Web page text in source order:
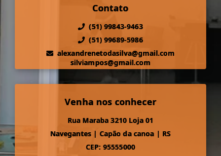
Contato
(51) 99843-9463
(51) 99689-5986
alexandrenetodasilva@gmail.com
silviampos@gmail.com
Venha nos conhecer
Rua Maraba 3210 Loja 01
Navegantes | Capão da canoa | RS
CEP: 95555000